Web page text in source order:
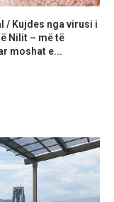
/ Kujdes nga virusi i
Nilit – më të
moshat e...